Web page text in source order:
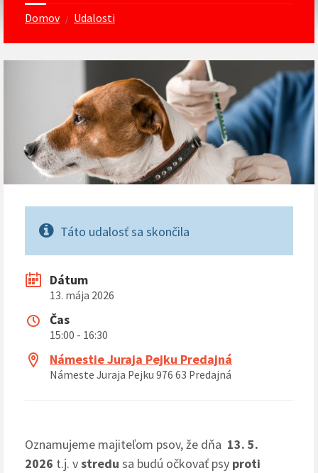
Domov / Udalosti
Táto udalosť sa skončila
Dátum
13. mája 2026
Čas
15:00 - 16:30
Námestie Juraja Pejku Predajná
Námeste Juraja Pejku 976 63 Predajná
Oznamujeme majiteľom psov, že dňa 13. 5.
2026 t.j. vstredu sa budú očkovať psy proti